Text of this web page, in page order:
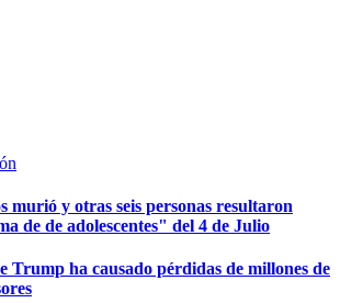
murió y otras seis personas resultaron
de de adolescentes" del 4 de Julio
Trump ha causado pérdidas de millones de